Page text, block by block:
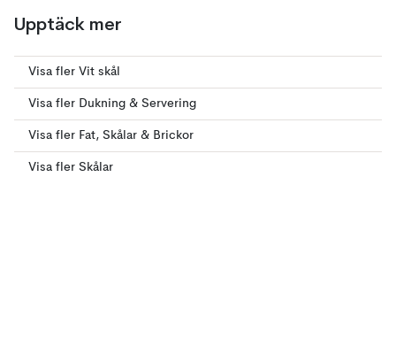
Upptäck mer
Visa fler Vit skål
Visa fler Dukning & Servering
Visa fler Fat, Skålar & Brickor
Visa fler Skålar